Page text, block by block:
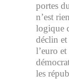
portes
n’est
logique
déclin et
l’euro
les